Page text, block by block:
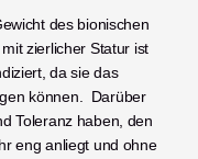
des bionischen
zierlicher Statur ist
da sie das
können.  Darüber
Toleranz haben, den
eng anliegt und ohne